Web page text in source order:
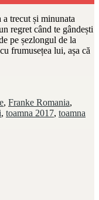
trecut și minunata
regret când te gândești
pe șezlongul de la
frumusețea lui, așa că
, Franke Romania,
, toamna 2017, toamna